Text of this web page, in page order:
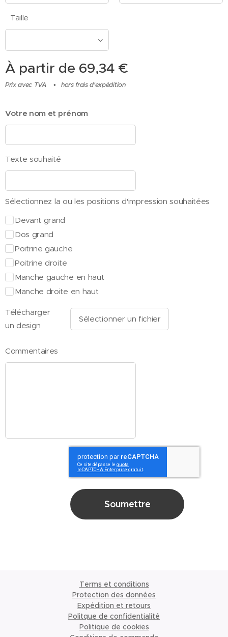
Taille
À partir de 69,34 €
Prix avec TVA hors frais d'expédition
Votre nom et prénom
Texte souhaité
Sélectionnez la ou les positions d'impression souhaitées
Devant grand
Dos grand
Poitrine gauche
Poitrine droite
Manche gauche en haut
Manche droite en haut
Télécharger
un design
Sélectionner un fichier
Commentaires
Soumettre
Terms et conditions
Protection des données
Expédition et retours
Politque de confidentialité
Politique de cookies